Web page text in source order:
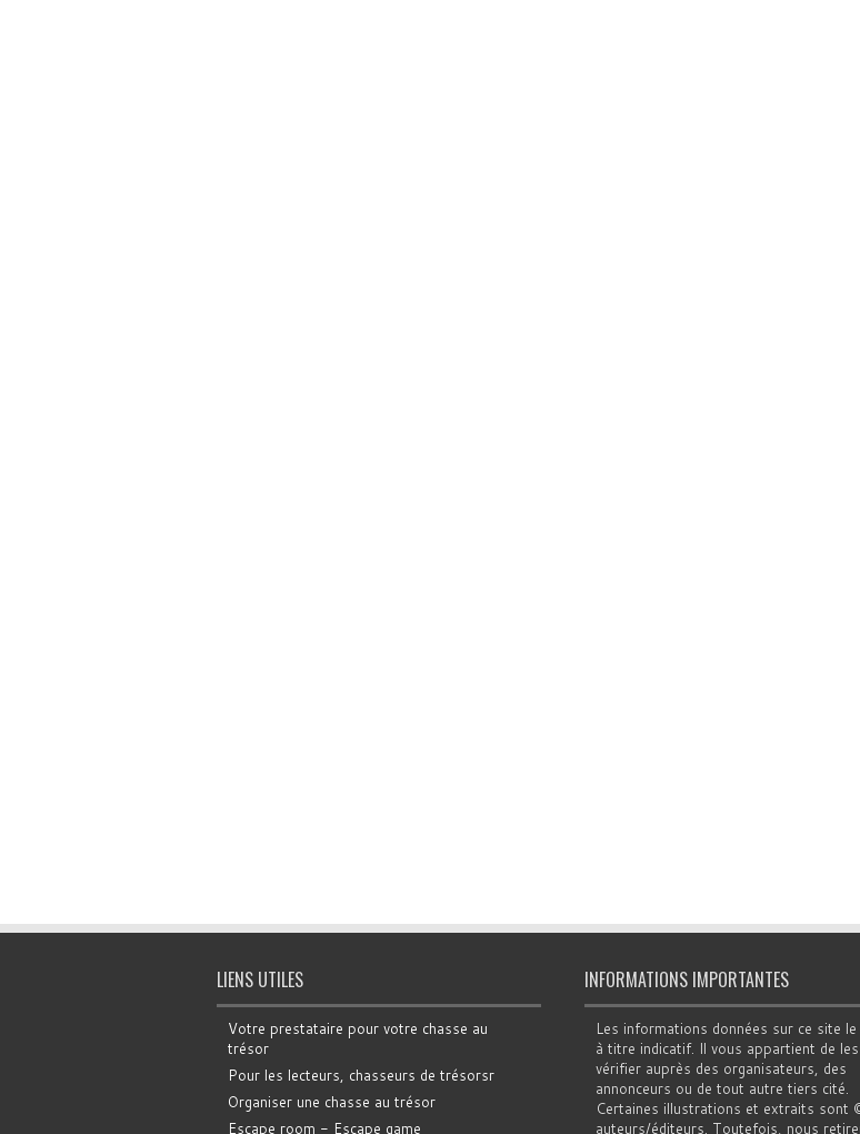
LIENS UTILES
Votre prestataire pour votre chasse au
trésor
Pour les lecteurs, chasseurs de trésorsr
Organiser une chasse au trésor
Escape room - Escape game
INFORMATIONS IMPORTANTES
Les informations données sur ce site
à titre indicatif. Il vous appartient de les
vérifier auprès des organisateurs, des
annonceurs ou de tout autre tiers cité.
Certaines illustrations et extraits sont
auteurs/éditeurs. Toutefois, nous